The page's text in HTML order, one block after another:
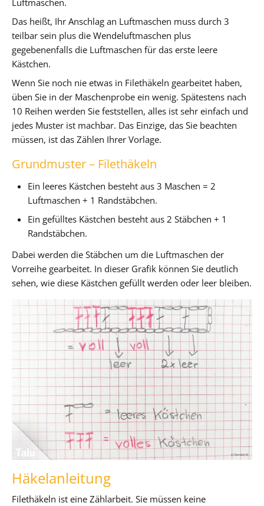
Das heißt, Ihr Anschlag an Luftmaschen muss durch 3
teilbar sein plus die Wendeluftmaschen plus
gegebenenfalls die Luftmaschen für das erste leere
Kästchen.
Wenn Sie noch nie etwas in Filethäkeln gearbeitet haben,
üben Sie in der Maschenprobe ein wenig. Spätestens nach
10 Reihen werden Sie feststellen, alles ist sehr einfach und
jedes Muster ist machbar. Das Einzige, das Sie beachten
müssen, ist das Zählen Ihrer Vorlage.
Grundmuster – Filethäkeln
Ein leeres Kästchen besteht aus 3 Maschen = 2
Luftmaschen + 1 Randstäbchen.
Ein gefülltes Kästchen besteht aus 2 Stäbchen + 1
Randstäbchen.
Dabei werden die Stäbchen um die Luftmaschen der
Vorreihe gearbeitet. In dieser Grafik können Sie deutlich
sehen, wie diese Kästchen gefüllt werden oder leer bleiben.
Häkelanleitung
Filethäkeln ist eine Zählarbeit. Sie müssen keine